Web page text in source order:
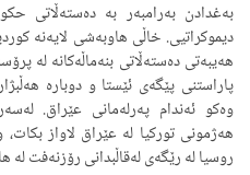
بەغدادن بەرامبەر بە دەستەڵاتی
دیموکراتیی. خاڵی هاوبەشی لایەنە
هەیبەتی دەستەڵاتی بنەماڵەکانە لە
پاراستنی پێگەی ئێستا و دوبارە
وەکو ئەندام پەرلەمانی عێراق.
هەژمونی تورکیا لە عێراق لاواز
روسیا لە رێگەی لەقاڵبدانی رۆزنەفت